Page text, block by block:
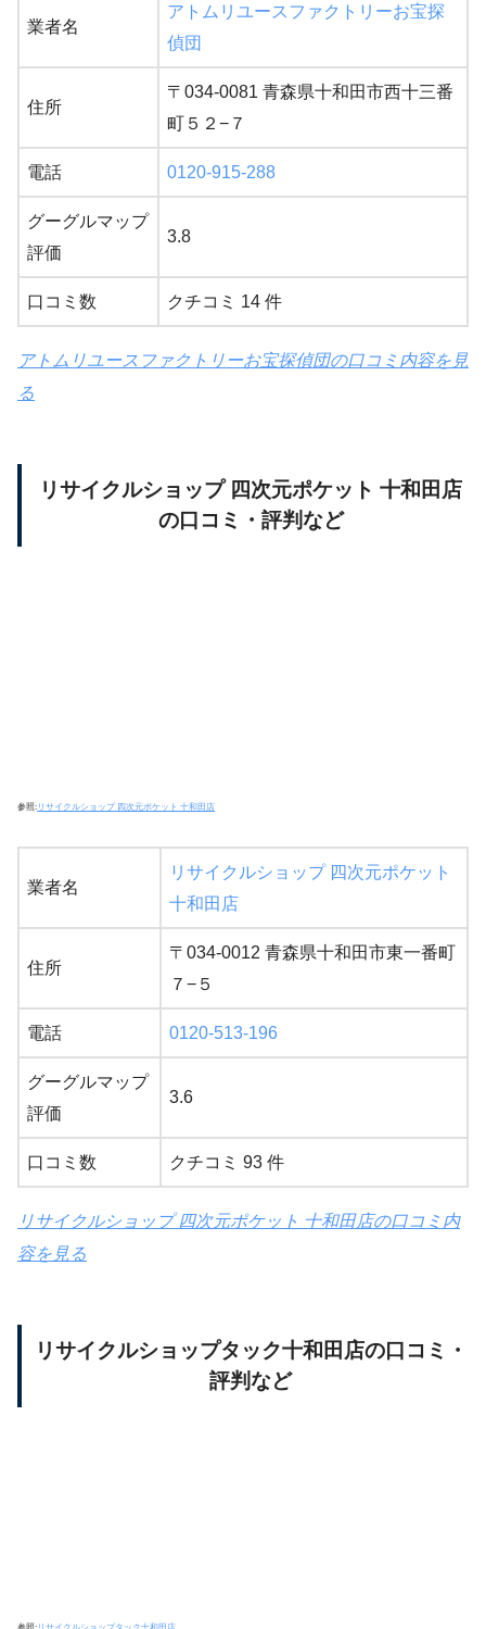
業者名
アトムリユースファクトリーお宝探
偵団
住所
〒034-0081 青森県十和田市西十三番
町５２−７
電話 0120-915-288
グーグルマップ
評価
3.8
口コミ数 クチコミ 14 件
アトムリユースファクトリーお宝探偵団の口コミ内容を見
る
リサイクルショップ 四次元ポケット 十和田店
の口コミ・評判など
参照: リサイクルショップ 四次元ポケット 十和田店
業者名
リサイクルショップ 四次元ポケット
十和田店
住所
〒034-0012 青森県十和田市東一番町
７−５
電話 0120-513-196
グーグルマップ
評価
3.6
口コミ数 クチコミ 93 件
リサイクルショップ 四次元ポケット 十和田店の口コミ内
容を見る
リサイクルショップタック十和田店の口コミ・
評判など